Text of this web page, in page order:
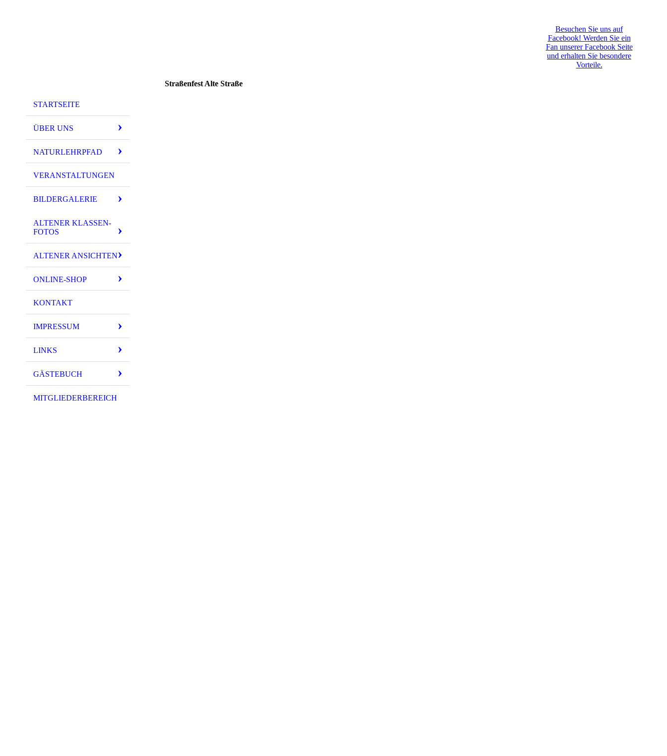
STARTSEITE
ÜBER UNS
NATURLEHRPFAD
VERANSTALTUNGEN
BILDERGALERIE
ALTENER KLASSEN-
FOTOS
ALTENER ANSICHTEN
ONLINE-SHOP
KONTAKT
IMPRESSUM
LINKS
GÄSTEBUCH
MITGLIEDERBEREICH
Straßenfest Alte Straße
Besuchen Sie uns auf
Facebook! Werden Sie ein
Fan unserer Facebook Seite
und erhalten Sie besondere
Vorteile.